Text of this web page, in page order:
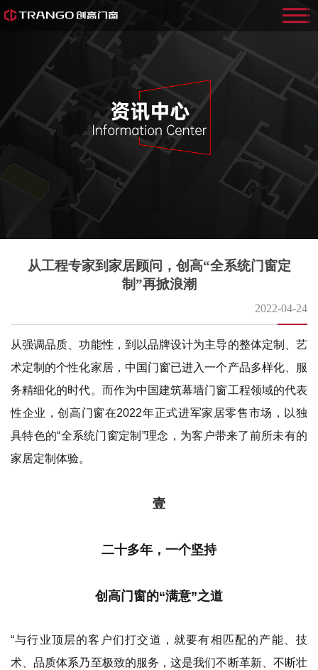
从工程专家到家居顾问，创高“全系统门窗定
制”再掀浪潮
2022-04-24
从强调品质、功能性，到以品牌设计为主导的整体定制、艺
术定制的个性化家居，中国门窗已进入一个产品多样化、服
务精细化的时代。而作为中国建筑幕墙门窗工程领域的代表
性企业，创高门窗在2022年正式进军家居零售市场，以独
具特色的“全系统门窗定制”理念，为客户带来了前所未有的
家居定制体验。
壹
二十多年，一个坚持
创高门窗的“满意”之道
“与行业顶层的客户们打交道，就要有相匹配的产能、技
术、品质体系乃至极致的服务，这是我们不断革新、不断壮